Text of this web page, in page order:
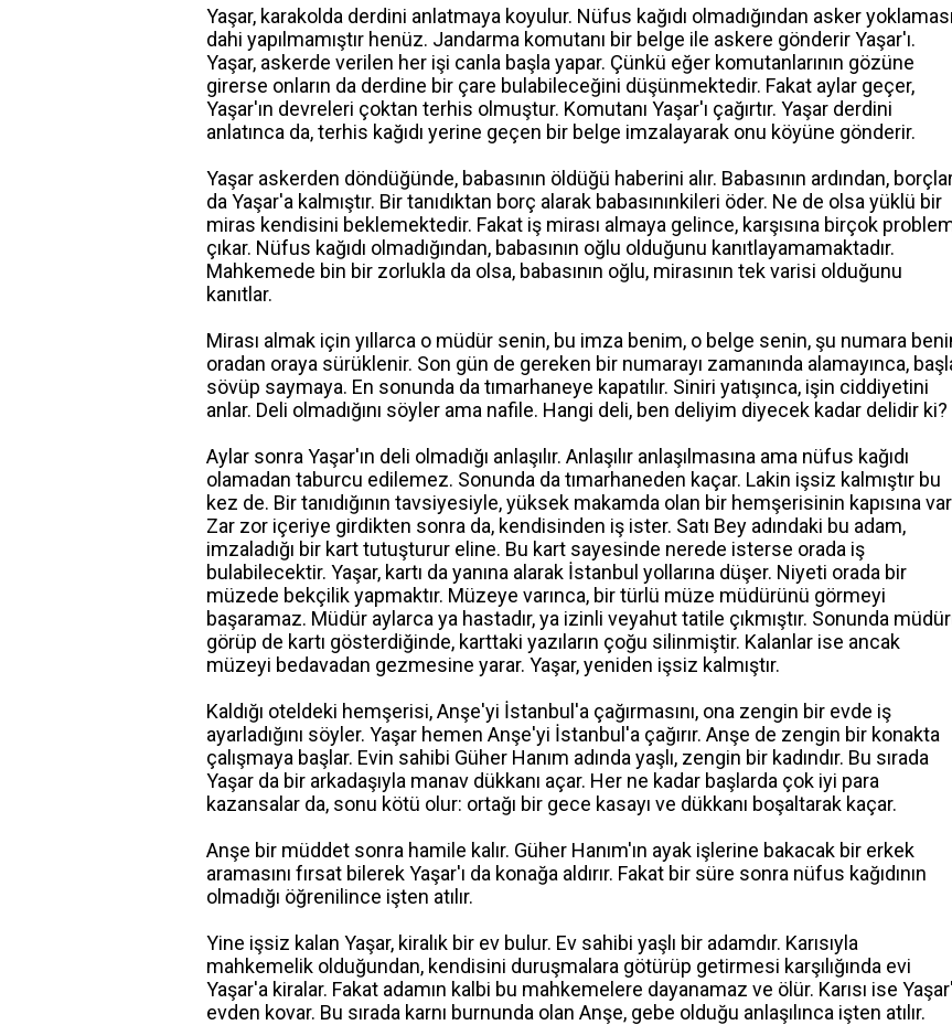
Yaşar, karakolda derdini anlatmaya koyulur. Nüfus kağıdı olmadığından asker yoklaması
dahi yapılmamıştır henüz. Jandarma komutanı bir belge ile askere gönderir Yaşar'ı.
Yaşar, askerde verilen her işi canla başla yapar. Çünkü eğer komutanlarının gözüne
girerse onların da derdine bir çare bulabileceğini düşünmektedir. Fakat aylar geçer,
Yaşar'ın devreleri çoktan terhis olmuştur. Komutanı Yaşar'ı çağırtır. Yaşar derdini
anlatınca da, terhis kağıdı yerine geçen bir belge imzalayarak onu köyüne gönderir.
Yaşar askerden döndüğünde, babasının öldüğü haberini alır. Babasının ardından,
da Yaşar'a kalmıştır. Bir tanıdıktan borç alarak babasınınkileri öder. Ne de olsa yüklü bir
miras kendisini beklemektedir. Fakat iş mirası almaya gelince, karşısına birçok
çıkar. Nüfus kağıdı olmadığından, babasının oğlu olduğunu kanıtlayamamaktadır.
Mahkemede bin bir zorlukla da olsa, babasının oğlu, mirasının tek varisi olduğunu
kanıtlar.
Mirası almak için yıllarca o müdür senin, bu imza benim, o belge senin, şu numara
oradan oraya sürüklenir. Son gün de gereken bir numarayı zamanında alamayınca,
sövüp saymaya. En sonunda da tımarhaneye kapatılır. Siniri yatışınca, işin ciddiyetini
anlar. Deli olmadığını söyler ama nafile. Hangi deli, ben deliyim diyecek kadar delidir ki?
Aylar sonra Yaşar'ın deli olmadığı anlaşılır. Anlaşılır anlaşılmasına ama nüfus kağıdı
olamadan taburcu edilemez. Sonunda da tımarhaneden kaçar. Lakin işsiz kalmıştır bu
kez de. Bir tanıdığının tavsiyesiyle, yüksek makamda olan bir hemşerisinin kapısına
Zar zor içeriye girdikten sonra da, kendisinden iş ister. Satı Bey adındaki bu adam,
imzaladığı bir kart tutuşturur eline. Bu kart sayesinde nerede isterse orada iş
bulabilecektir. Yaşar, kartı da yanına alarak İstanbul yollarına düşer. Niyeti orada bir
müzede bekçilik yapmaktır. Müzeye varınca, bir türlü müze müdürünü görmeyi
başaramaz. Müdür aylarca ya hastadır, ya izinli veyahut tatile çıkmıştır. Sonunda
görüp de kartı gösterdiğinde, karttaki yazıların çoğu silinmiştir. Kalanlar ise ancak
müzeyi bedavadan gezmesine yarar. Yaşar, yeniden işsiz kalmıştır.
Kaldığı oteldeki hemşerisi, Anşe'yi İstanbul'a çağırmasını, ona zengin bir evde iş
ayarladığını söyler. Yaşar hemen Anşe'yi İstanbul'a çağırır. Anşe de zengin bir konakta
çalışmaya başlar. Evin sahibi Güher Hanım adında yaşlı, zengin bir kadındır. Bu sırada
Yaşar da bir arkadaşıyla manav dükkanı açar. Her ne kadar başlarda çok iyi para
kazansalar da, sonu kötü olur: ortağı bir gece kasayı ve dükkanı boşaltarak kaçar.
Anşe bir müddet sonra hamile kalır. Güher Hanım'ın ayak işlerine bakacak bir erkek
aramasını fırsat bilerek Yaşar'ı da konağa aldırır. Fakat bir süre sonra nüfus kağıdının
olmadığı öğrenilince işten atılır.
Yine işsiz kalan Yaşar, kiralık bir ev bulur. Ev sahibi yaşlı bir adamdır. Karısıyla
mahkemelik olduğundan, kendisini duruşmalara götürüp getirmesi karşılığında evi
Yaşar'a kiralar. Fakat adamın kalbi bu mahkemelere dayanamaz ve ölür. Karısı ise
evden kovar. Bu sırada karnı burnunda olan Anşe, gebe olduğu anlaşılınca işten atılır.